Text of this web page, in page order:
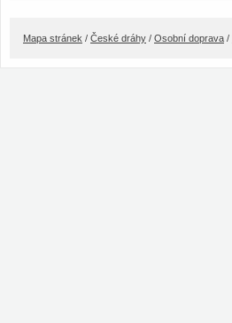
Mapa stránek / České dráhy / Osobní doprava /